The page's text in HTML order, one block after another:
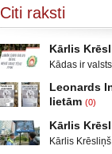
Citi raksti
Kārlis
Kādas ir
Krievijas un
un izveidot
neatgādina
Leonards
lietām (0)
Leonards
laiks: daļa.
publicējot
Kārlis
Kārlis